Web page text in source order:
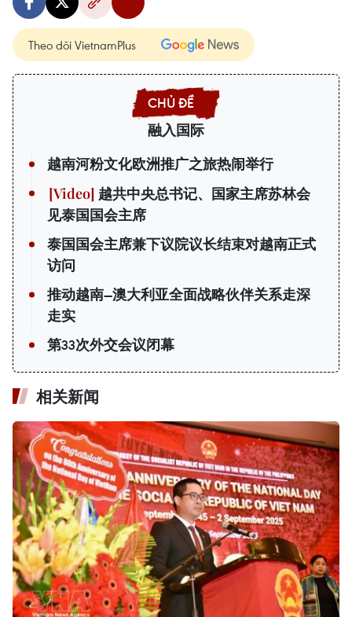
Theo dõi VietnamPlus
融入国际
越南河粉文化欧洲推广之旅热闹举行
越共中央总书记、国家主席苏林会
见泰国国会主席
泰国国会主席兼下议院议长结束对越南正式
访问
推动越南—澳大利亚全面战略伙伴关系走深
走实
第33次外交会议闭幕
相关新闻